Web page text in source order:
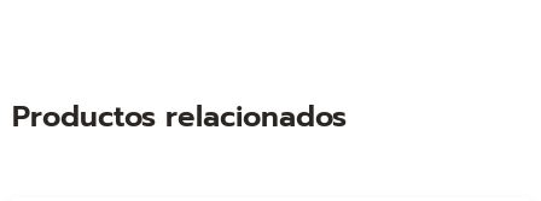
Productos relacionados